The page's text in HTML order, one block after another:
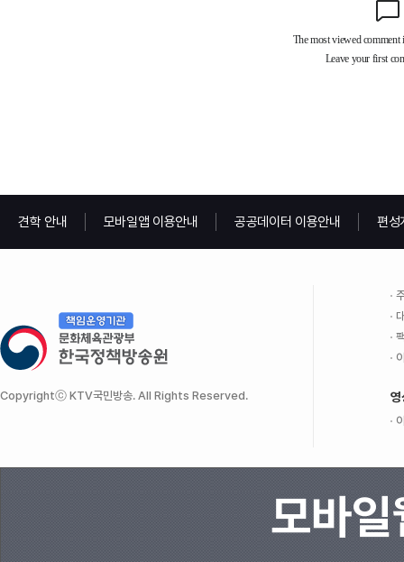
견학 안내 모바일앱 이용안내 공공데이터 이용안내 편성
Copyrightⓒ KTV국민방송. All Rights Reserved. 영
모바